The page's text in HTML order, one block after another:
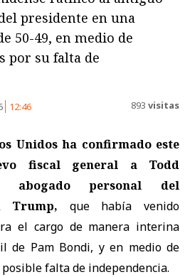
presidente en una
50-49, en medio de
por su falta de
12:46 893 visitas
Unidos ha confirmado este
fiscal general a Todd
abogado personal del
Trump, que había venido
el cargo de manera interina
de Pam Bondi, y en medio de
falta de independencia.